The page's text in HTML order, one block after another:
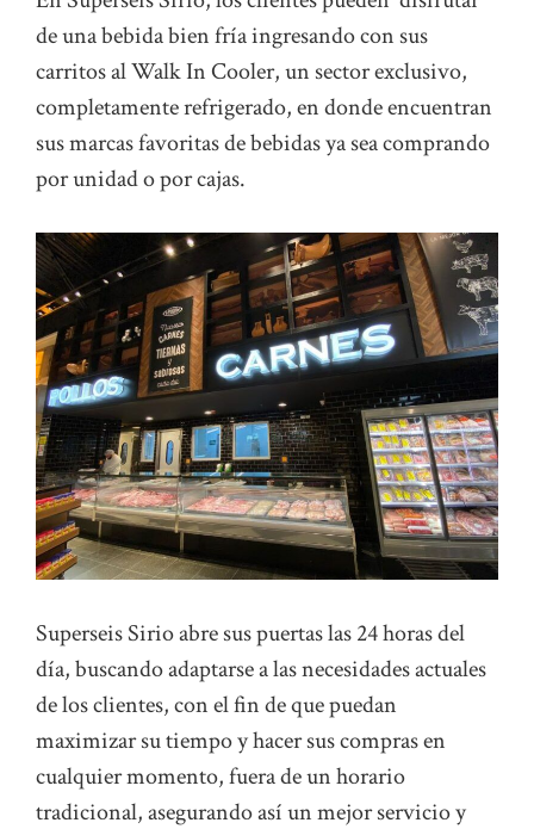
de una bebida bien fría ingresando con sus
carritos al Walk In Cooler, un sector exclusivo,
completamente refrigerado, en donde encuentran
sus marcas favoritas de bebidas ya sea comprando
por unidad o por cajas.
Superseis Sirio abre sus puertas las 24 horas del
día, buscando adaptarse a las necesidades actuales
de los clientes, con el fin de que puedan
maximizar su tiempo y hacer sus compras en
cualquier momento, fuera de un horario
tradicional, asegurando así un mejor servicio y